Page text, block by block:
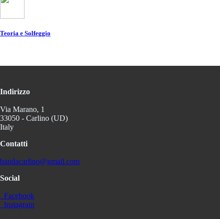
Teoria e Solfeggio
Indirizzo
Via Marano, 1
33050 - Carlino (UD)
Italy
Contatti
bandacarlino@gmail.com
Social
Facebook
Instagram